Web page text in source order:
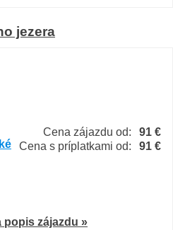
jezera
Cena zájazdu od:
91 €
Cena s príplatkami od:
91 €
zájazdu »